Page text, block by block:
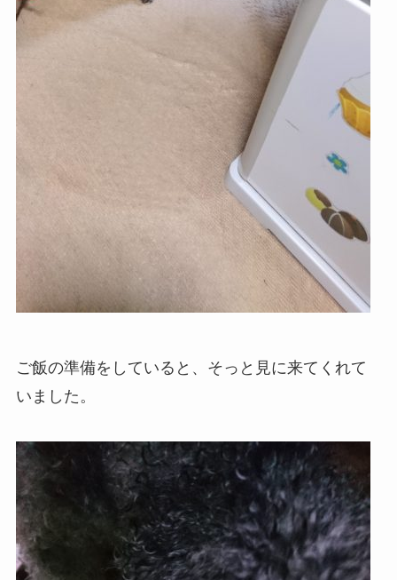
ご飯の準備をしていると、そっと見に来てくれて
いました。